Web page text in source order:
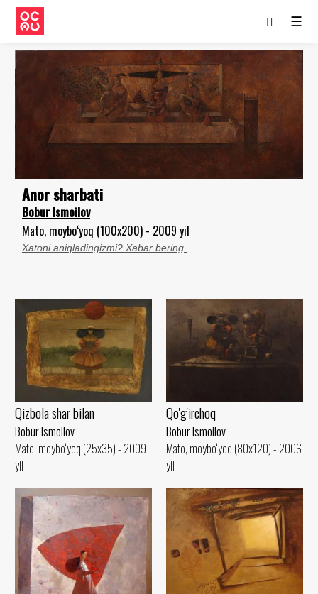
☰
Anor sharbati
Bobur Ismoilov
Mato, moybo‘yoq (100x200) - 2009 yil
Xatoni aniqladingizmi? Xabar bering.
Qizbola shar bilan
Bobur Ismoilov
Mato, moybo‘yoq (25x35) - 2009
yil
Qo'g'irchoq
Bobur Ismoilov
Mato, moybo‘yoq (80x120) - 2006
yil